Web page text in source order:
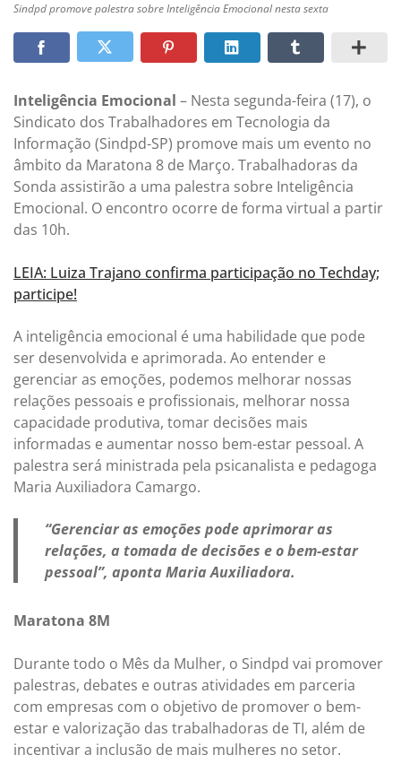
Sindpd promove palestra sobre Inteligência Emocional nesta sexta
Inteligência Emocional – Nesta segunda-feira (17), o
Sindicato dos Trabalhadores em Tecnologia da
Informação (Sindpd-SP) promove mais um evento no
âmbito da Maratona 8 de Março. Trabalhadoras da
Sonda assistirão a uma palestra sobre Inteligência
Emocional. O encontro ocorre de forma virtual a partir
das 10h.
LEIA: Luiza Trajano confirma participação no Techday;
participe!
A inteligência emocional é uma habilidade que pode
ser desenvolvida e aprimorada. Ao entender e
gerenciar as emoções, podemos melhorar nossas
relações pessoais e profissionais, melhorar nossa
capacidade produtiva, tomar decisões mais
informadas e aumentar nosso bem-estar pessoal. A
palestra será ministrada pela psicanalista e pedagoga
Maria Auxiliadora Camargo.
“Gerenciar as emoções pode aprimorar as
relações, a tomada de decisões e o bem-estar
pessoal”, aponta Maria Auxiliadora.
Maratona 8M
Durante todo o Mês da Mulher, o Sindpd vai promover
palestras, debates e outras atividades em parceria
com empresas com o objetivo de promover o bem-
estar e valorização das trabalhadoras de TI, além de
incentivar a inclusão de mais mulheres no setor.